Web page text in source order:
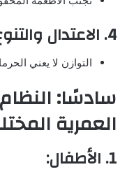
4. الاعتدال والتنوع:
التوازن لا يعني
سادسًا:
العمرية
1. الأطفال: